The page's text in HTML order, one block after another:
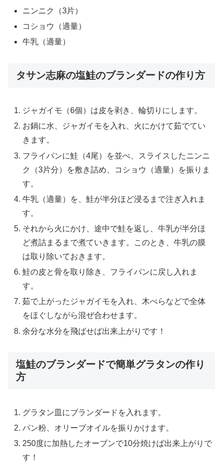
ニンニク（3片）
コショウ（適量）
牛乳（適量）
タサン志麻の塩鮭のブランダードの作り方
ジャガイモ（6個）は皮を剥き、輪切りにします。
お鍋に水、ジャガイモを入れ、火にかけて茹でてい
きます。
フライパンに鮭（4尾）を並べ、スライスしたニンニ
ク（3片分）を敷き詰め、コショウ（適量）を振りま
す。
牛乳（適量）を、鮭が半分ほど浸るまで注ぎ入れま
す。
それから火にかけ、途中で鮭を返し、牛乳が半分ほ
ど煮詰まるまで煮ていきます。このとき、牛乳の膜
は取り除いておきます。
鮭の皮と骨を取り除き、フライパンに戻し入れま
す。
茹で上がったジャガイモを入れ、木べらなどで全体
をほぐしながら混ぜ合わせます。
余分な水分を飛ばせば出来上がりです！
塩鮭のブランダードで簡単グラタンの作り
方
グラタン皿にブランダードを入れます。
パン粉、オリーブオイルを振りかけます。
250度に加熱したオーブンで10分焼けば出来上がりで
す！